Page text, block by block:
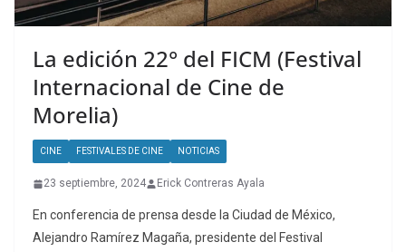
La edición 22° del FICM (Festival
Internacional de Cine de
Morelia)
CINE FESTIVALES DE CINE NOTICIAS
23 septiembre, 2024 Erick Contreras Ayala
En conferencia de prensa desde la Ciudad de México,
Alejandro Ramírez Magaña, presidente del Festival